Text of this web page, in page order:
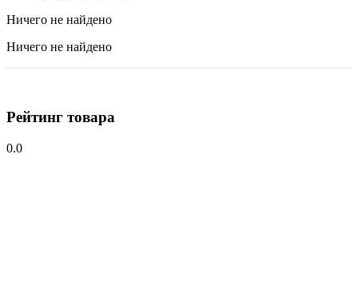
Ничего не найдено
Ничего не найдено
Рейтинг товара
0.0